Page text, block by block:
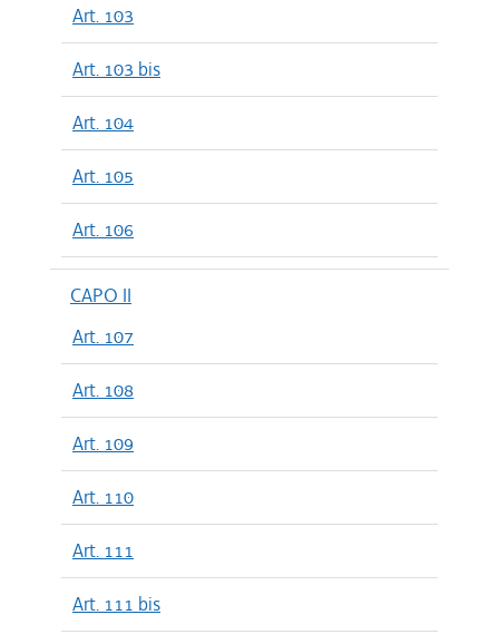
Art. 103
Art. 103 bis
Art. 104
Art. 105
Art. 106
CAPO II
Art. 107
Art. 108
Art. 109
Art. 110
Art. 111
Art. 111 bis